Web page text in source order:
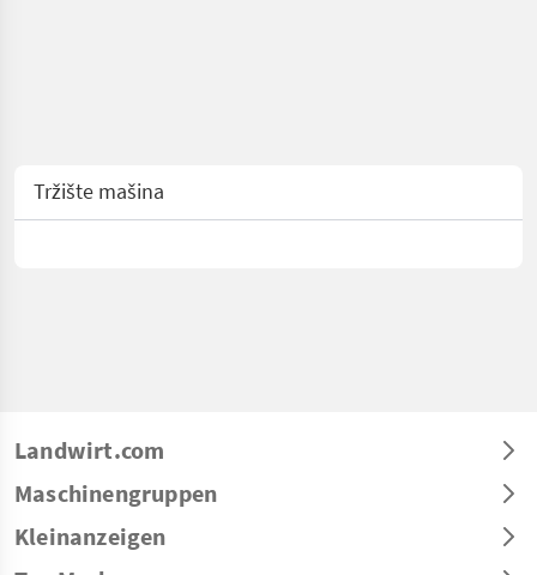
Tržište mašina
Landwirt.com
Maschinengruppen
Kleinanzeigen